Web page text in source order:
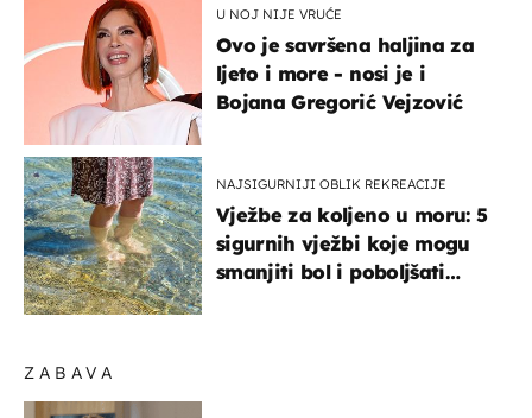
ZABAVA
U NOJ NIJE VRUĆE
Ovo je savršena haljina za
ljeto i more - nosi je i
Bojana Gregorić Vejzović
NAJSIGURNIJI OBLIK REKREACIJE
Vježbe za koljeno u moru: 5
sigurnih vježbi koje mogu
smanjiti bol i poboljšati